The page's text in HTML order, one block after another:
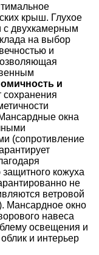
крыш. Глухое
с двухкамерным
на выбор
и
и
сохранения
окна
(сопротивление
кожуха
не
ветровой
Мансардное окно
навеса
освещения и
и интерьер